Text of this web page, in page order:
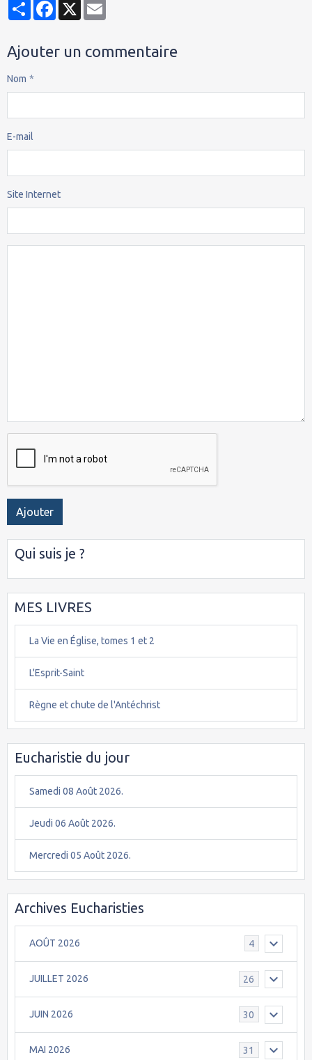
PartagerFacebook
Ajouter un commentaire
Nom
E-mail
Site Internet
Ajouter
Qui suis je ?
MES LIVRES
La Vie en Église, tomes 1 et 2
L'Esprit-Saint
Règne et chute de l'Antéchrist
Eucharistie du jour
Samedi 08 Août 2026.
Jeudi 06 Août 2026.
Mercredi 05 Août 2026.
Archives Eucharisties
AOÛT 2026 4
JUILLET 2026 26
JUIN 2026 30
MAI 2026 31